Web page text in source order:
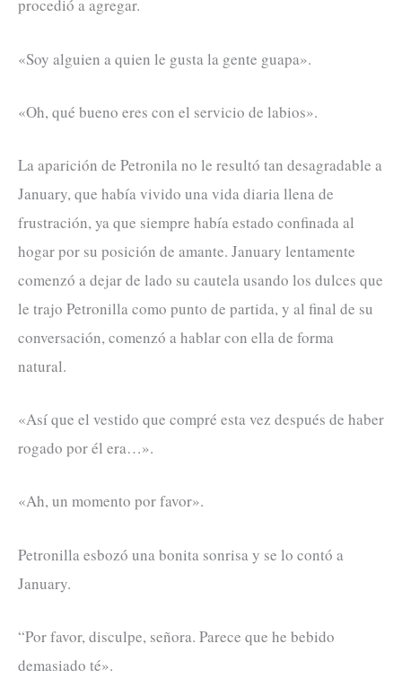
procedió a agregar.
«Soy alguien a quien le gusta la gente guapa».
«Oh, qué bueno eres con el servicio de labios».
La aparición de Petronila no le resultó tan desagradable a
January, que había vivido una vida diaria llena de
frustración, ya que siempre había estado confinada al
hogar por su posición de amante. January lentamente
comenzó a dejar de lado su cautela usando los dulces que
le trajo Petronilla como punto de partida, y al final de su
conversación, comenzó a hablar con ella de forma
natural.
«Así que el vestido que compré esta vez después de haber
rogado por él era…».
«Ah, un momento por favor».
Petronilla esbozó una bonita sonrisa y se lo contó a
January.
“Por favor, disculpe, señora. Parece que he bebido
demasiado té».